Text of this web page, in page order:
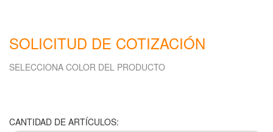
SOLICITUD DE COTIZACIÓN
SELECCIONA COLOR DEL PRODUCTO
CANTIDAD DE ARTÍCULOS: